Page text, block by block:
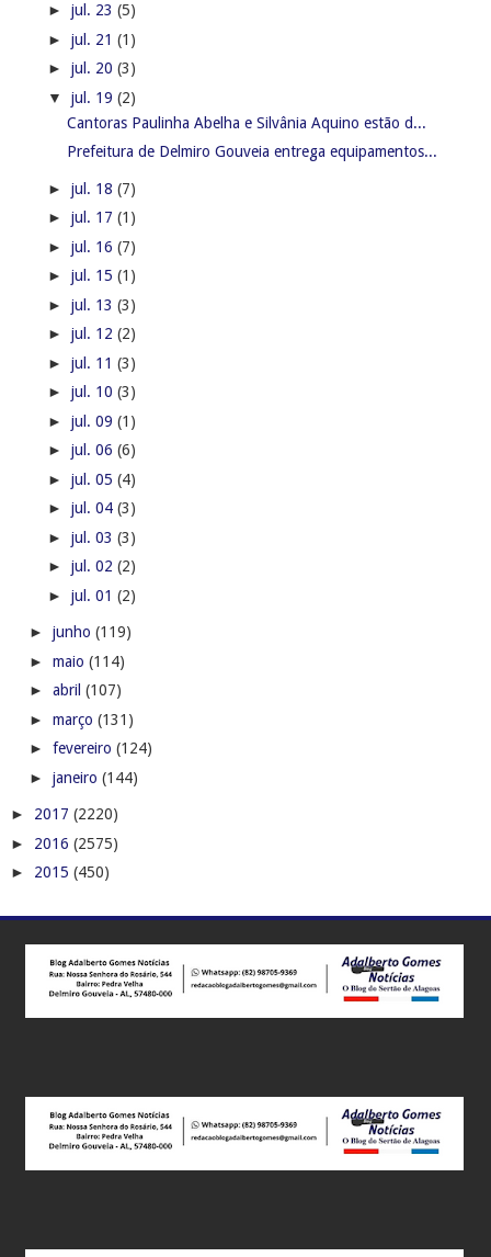
► jul. 23 (5)
► jul. 21 (1)
► jul. 20 (3)
▼ jul. 19 (2)
Cantoras Paulinha Abelha e Silvânia Aquino estão d...
Prefeitura de Delmiro Gouveia entrega equipamentos...
► jul. 18 (7)
► jul. 17 (1)
► jul. 16 (7)
► jul. 15 (1)
► jul. 13 (3)
► jul. 12 (2)
► jul. 11 (3)
► jul. 10 (3)
► jul. 09 (1)
► jul. 06 (6)
► jul. 05 (4)
► jul. 04 (3)
► jul. 03 (3)
► jul. 02 (2)
► jul. 01 (2)
► junho (119)
► maio (114)
► abril (107)
► março (131)
► fevereiro (124)
► janeiro (144)
► 2017 (2220)
► 2016 (2575)
► 2015 (450)